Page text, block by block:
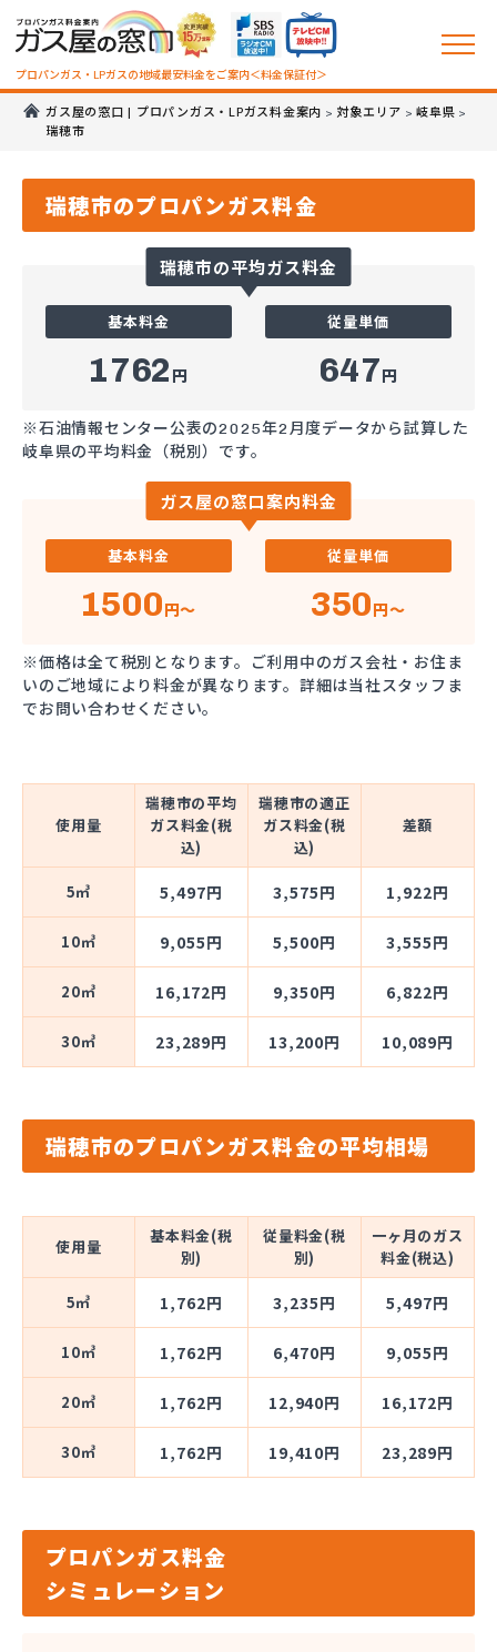
プロパンガス・LPガスの地域最安料金をご案内＜料金保証付＞
ガス屋の窓口 | プロパンガス・LPガス料金案内 > 対象エリア >岐阜県 >
瑞穂市
瑞穂市のプロパンガス料金
瑞穂市の平均ガス料金
基本料金
1762 円
従量単価
647円
※石油情報センター公表の2025年2月度データから試算した
岐阜県の平均料金（税別）です。
ガス屋の窓口案内料金
基本料金
1500円～
従量単価
350円～
※価格は全て税別となります。ご利用中のガス会社・お住ま
いのご地域により料金が異なります。詳細は当社スタッフま
でお問い合わせください。
使用量
瑞穂市の平均
ガス料金(税
込)
瑞穂市の適正
ガス料金(税
込)
差額
5㎥ 5,497円 3,575円 1,922円
10㎥ 9,055円 5,500円 3,555円
20㎥ 16,172円 9,350円 6,822円
30㎥ 23,289円 13,200円 10,089円
瑞穂市のプロパンガス料金の平均相場
使用量
基本料金(税
別)
従量料金(税
別)
一ヶ月のガス
料金(税込)
5㎥ 1,762円 3,235円 5,497円
10㎥ 1,762円 6,470円 9,055円
20㎥ 1,762円 12,940円 16,172円
30㎥ 1,762円 19,410円 23,289円
プロパンガス料金
シミュレーション